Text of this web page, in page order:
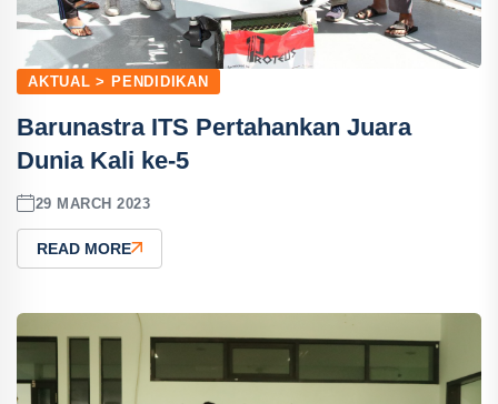
AKTUAL > PENDIDIKAN
Barunastra ITS Pertahankan Juara
Dunia Kali ke-5
29 MARCH 2023
READ MORE